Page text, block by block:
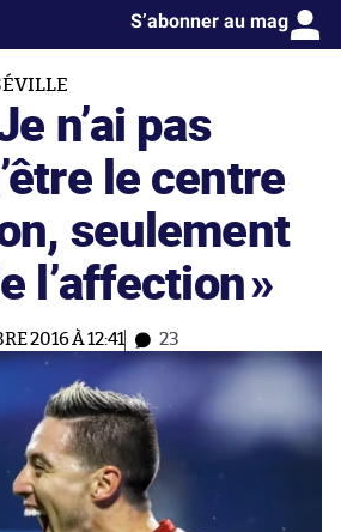
S’abonner au mag
n’ai pas
le centre
seulement
l’affection»
2016 À 12:41 23